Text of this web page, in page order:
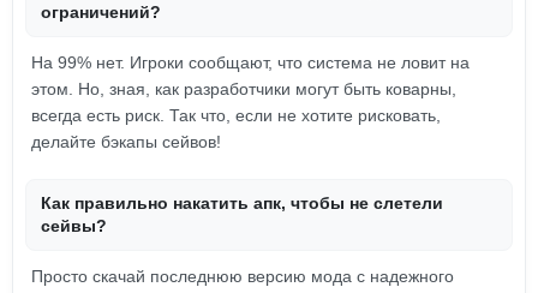
ограничений?
На 99% нет. Игроки сообщают, что система не ловит на
этом. Но, зная, как разработчики могут быть коварны,
всегда есть риск. Так что, если не хотите рисковать,
делайте бэкапы сейвов!
Как правильно накатить апк, чтобы не слетели
сейвы?
Просто скачай последнюю версию мода с надежного